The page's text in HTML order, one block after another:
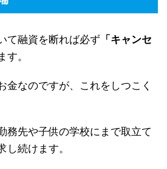
て融資を断れば必ず 「キャンセ
す。
金なのですが、これをしつこく
務先や子供の学校にまで取立て
し続けます。